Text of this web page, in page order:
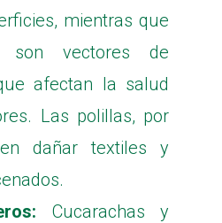
mientras que
son vectores de
afectan la salud
Las polillas, por
dañar textiles y
Cucarachas y